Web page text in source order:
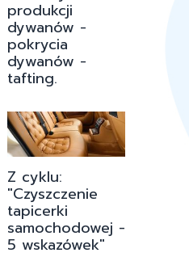
produkcji
dywanów -
pokrycia
dywanów -
tafting.
Z cyklu:
"Czyszczenie
tapicerki
samochodowej -
5 wskazówek"